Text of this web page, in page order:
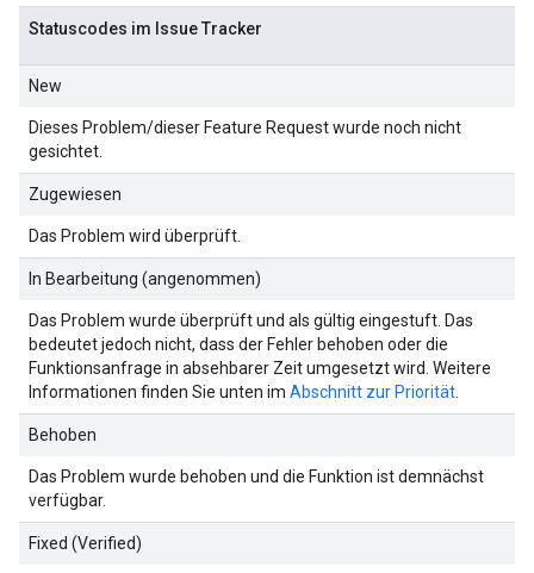
Statuscodes im Issue Tracker
New
Dieses Problem/dieser Feature Request wurde noch nicht
gesichtet.
Zugewiesen
Das Problem wird überprüft.
In Bearbeitung (angenommen)
Das Problem wurde überprüft und als gültig eingestuft. Das
bedeutet jedoch nicht, dass der Fehler behoben oder die
Funktionsanfrage in absehbarer Zeit umgesetzt wird. Weitere
Informationen finden Sie unten im Abschnitt zur Priorität
Behoben
Das Problem wurde behoben und die Funktion ist demnächst
verfügbar.
Fixed (Verified)